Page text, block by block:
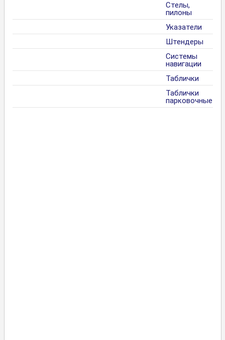
Стелы,
пилоны
Указатели
Штендеры
Системы
навигации
Таблички
Таблички
парковочные